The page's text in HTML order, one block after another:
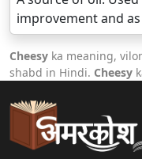
improvement and
Cheesy ka meaning,
shabd in Hindi. Cheesy